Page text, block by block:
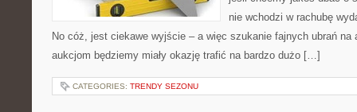
nie wchodzi w rachubę
No cóż, jest ciekawe wyjście – a więc szukanie fajnych ubrań na
aukcjom będziemy miały okazję trafić na bardzo dużo […]
CATEGORIES: TRENDY SEZONU